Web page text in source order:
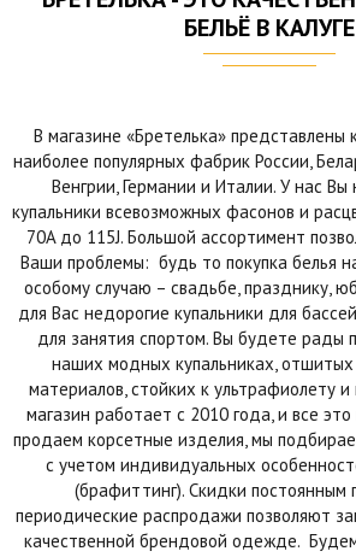
БЕЛЬЁ В КАЛУГЕ
В магазине «Бретелька» представлены
наиболее популярных фабрик России,
Венгрии, Германии и Италии. У нас
купальники всевозможных фасонов и
70A до 115J. Большой ассортимент
Ваши проблемы: будь то покупка белья
особому случаю – свадьбе, празднику,
для Вас недорогие купальники для
для занятия спортом. Вы будете рады
наших модных купальниках,
материалов, стойких к ультрафиолету
магазин работает с 2010 года, и все
продаем корсетные изделия, мы
с учетом индивидуальных
(брафиттинг). Скидки постоянным
периодические распродажи позволяют
качественной брендовой одежде.